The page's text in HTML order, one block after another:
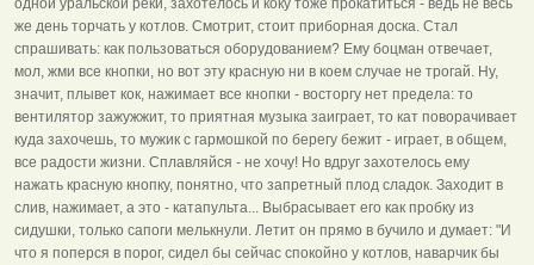
одной уральской реки, захотелось и коку тоже прокатиться - ведь не весь
же день торчать у котлов. Смотрит, стоит приборная доска. Стал
спрашивать: как пользоваться оборудованием? Ему боцман отвечает,
мол, жми все кнопки, но вот эту красную ни в коем случае не трогай. Ну,
значит, плывет кок, нажимает все кнопки - восторгу нет предела: то
вентилятор зажужжит, то приятная музыка заиграет, то кат поворачивает
куда захочешь, то мужик с гармошкой по берегу бежит - играет, в общем,
все радости жизни. Сплавляйся - не хочу! Но вдруг захотелось ему
нажать красную кнопку, понятно, что запретный плод сладок. Заходит в
слив, нажимает, а это - катапульта... Выбрасывает его как пробку из
сидушки, только сапоги мелькнули. Летит он прямо в бучило и думает: "И
что я поперся в порог, сидел бы сейчас спокойно у котлов, наварчик бы